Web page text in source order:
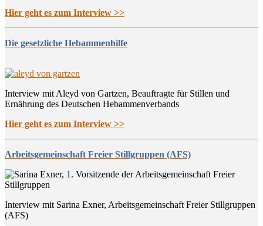
Hier geht es zum Interview >>
Die gesetzliche Hebammenhilfe
Interview mit Aleyd von Gartzen, Beauftragte für Stillen und
Ernährung des Deutschen Hebammenverbands
Hier geht es zum Interview >>
Arbeitsgemeinschaft Freier Stillgruppen (AFS)
Interview mit Sarina Exner, Arbeitsgemeinschaft Freier Stillgruppen
(AFS)